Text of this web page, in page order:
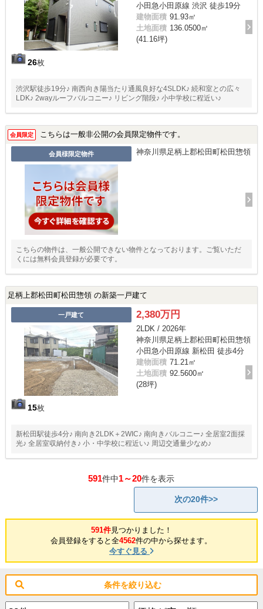
26枚
小田急小田原線 渋沢 徒歩19分
建物面積 91.93㎡
土地面積 136.0500㎡
(41.16坪)
渋沢駅徒歩19分♪ 南西向き陽当たり通風良好な4SLDK♪ 続和室との広々
LDK♪ 2wayルーフバルコニー♪ リビング階段♪ 小中学校に程近い♪
会員限定 こちらは一般非公開の会員限定物件です。
会員様限定物件 神奈川県足柄上郡松田町松田惣領
こちらの物件は、一般公開できない物件となっております。ご覧いただ
くには無料会員登録が必要です。
足柄上郡松田町松田惣領 の新築一戸建て
一戸建て
15枚
2,380万円
2LDK / 2026年
神奈川県足柄上郡松田町松田惣領
小田急小田原線 新松田 徒歩4分
建物面積 71.21㎡
土地面積 92.5600㎡
(28坪)
新松田駅徒歩4分♪ 南向き2LDK＋2WIC♪ 南向きバルコニー♪ 全居室2面採
光♪ 全居室収納付き♪ 小・中学校に程近い♪ 周辺交通量少なめ♪
591件中1～20件を表示
次の20件>>
591件見つかりました！
会員登録をすると全4562件の中から探せます。
今すぐ見る
条件を絞り込む